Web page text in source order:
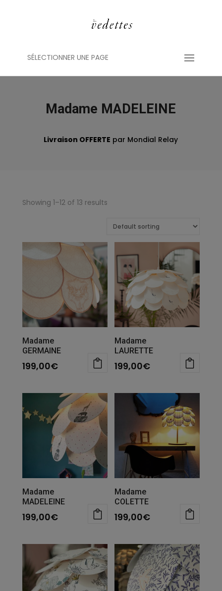
SÉLECTIONNER UNE PAGE
Madame MADELEINE
Livraison OFFERTE par Mondial Relay
Showing 1–12 of 13 results
Madame
GERMAINE
199,00€
Madame
LAURETTE
199,00€
Madame
MADELEINE
199,00€
Madame
COLETTE
199,00€